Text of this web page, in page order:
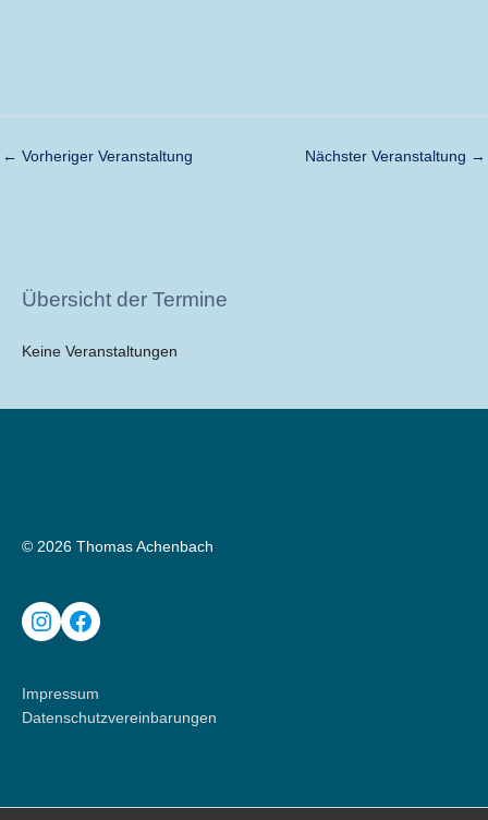
← Vorheriger Veranstaltung Nächster Veranstaltung →
Übersicht der Termine
Keine Veranstaltungen
© 2026 Thomas Achenbach
Instagram
Facebook
Impressum
Datenschutzvereinbarungen